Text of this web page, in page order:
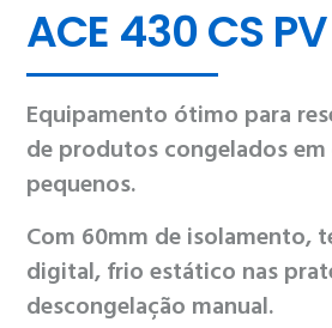
ACE 430 CS PV
Equipamento ótimo para
de produtos congelados em
pequenos.
Com 60mm de isolamento,
digital, frio estático nas
descongelação manual.